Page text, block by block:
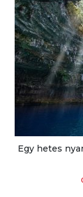
Egy hetes